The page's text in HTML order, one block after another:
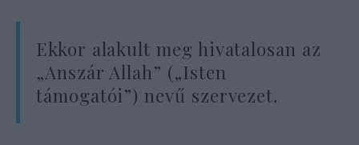
Ekkor alakult meg hivatalosan az
„Anszár Allah” („Isten
támogatói”) nevű szervezet.